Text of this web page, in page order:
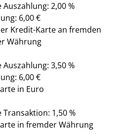
2,00 %
6,00 €
Kredit-Karte an fremden
Währung
3,50 %
6,00 €
in Euro
1,50 %
in fremder Währung